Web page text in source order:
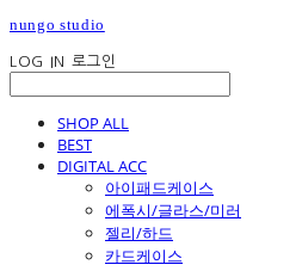
nungo studio
LOG IN 로그인
SHOP ALL
BEST
DIGITAL ACC
아이패드케이스
에폭시/글라스/미러
젤리/하드
카드케이스